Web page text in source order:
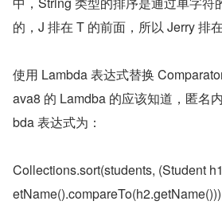
的，J 排在 T 的前面，所以 Jerry 排在
使用 Lambda 表达式替换
ava8 的 Lamdba 的应该知道，匿名
bda 表达式为：
Collections.sort(students, (Student